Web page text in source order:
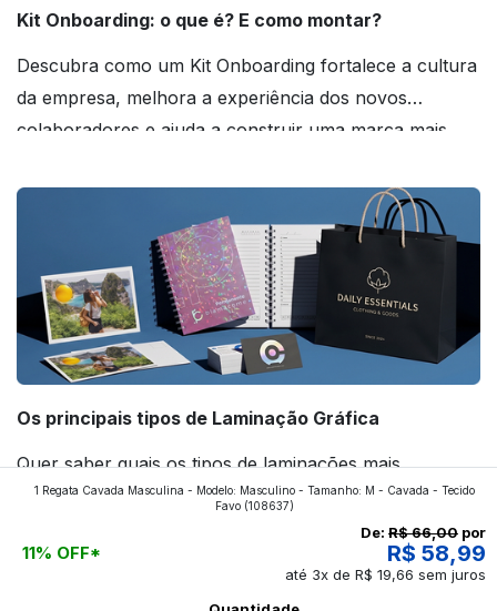
Kit Onboarding: o que é? E como montar?
Descubra como um Kit Onboarding fortalece a cultura
da empresa, melhora a experiência dos novos
colaboradores e ajuda a construir uma marca mais
Os principais tipos de Laminação Gráfica
Quer saber quais os tipos de laminações mais
aplicados nos impressos da gráfica FuturaIM? Então,
continue a leitura que vamos revelar para você!
1 Regata Cavada Masculina - Modelo: Masculino - Tamanho: M - Cavada - Tecido
Favo(108637)
11% OFF*
De: R$ 66,00 por
R$ 58,99
até 3x de R$ 19,66 sem juros